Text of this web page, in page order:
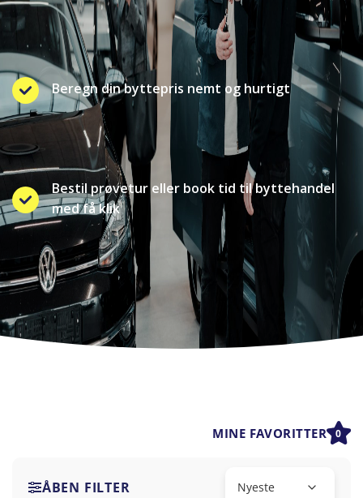
Beregn din byttepris nemt og hurtigt
Bestil prøvetur eller book tid til byttehandel
med få klik
MINE FAVORITTER 0
ÅBEN FILTER